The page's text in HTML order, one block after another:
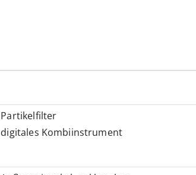
Partikelfilter
digitales Kombiinstrument